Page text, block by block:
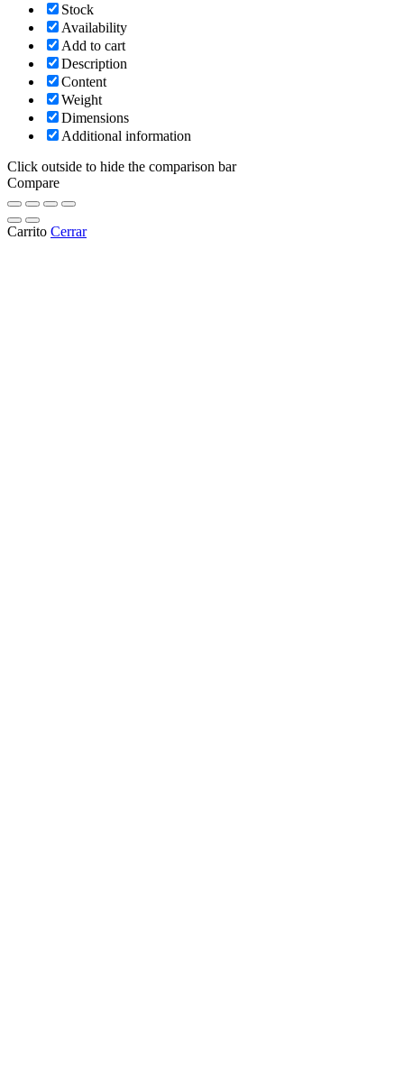
Stock
Availability
Add to cart
Description
Content
Weight
Dimensions
Additional information
Click outside to hide the comparison bar
Compare
Carrito Cerrar